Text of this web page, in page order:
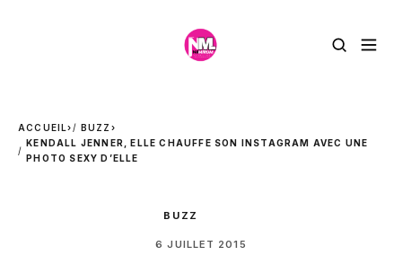
ACCUEIL› BUZZ ›
KENDALL JENNER, ELLE CHAUFFE SON INSTAGRAM AVEC UNE
PHOTO SEXY D’ELLE
BUZZ
6 JUILLET 2015